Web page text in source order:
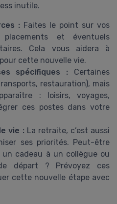
inutile.
: Faites le point sur vos
placements et éventuels
Cela vous aidera à
cette nouvelle vie.
spécifiques : Certaines
restauration), mais
: loisirs, voyages,
ces postes dans votre
vie : La retraite, c’est aussi
ses priorités. Peut-être
cadeau à un collègue ou
départ ? Prévoyez ces
cette nouvelle étape avec